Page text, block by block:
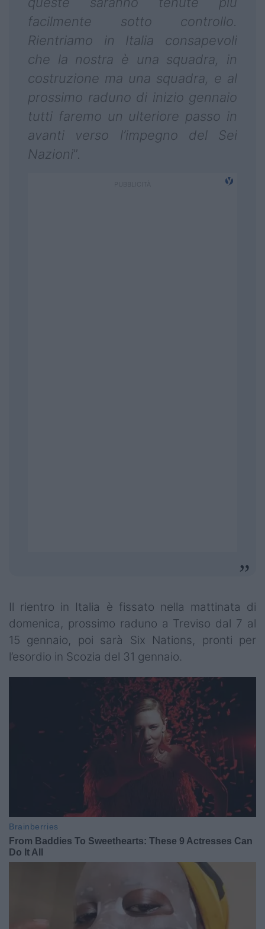
facilmente sotto controllo.
Rientriamo in Italia consapevoli
che la nostra è una squadra, in
costruzione ma una squadra, e al
prossimo raduno di inizio gennaio
tutti faremo un ulteriore passo in
avanti verso l’impegno del Sei
Nazioni”.
Il rientro in Italia è fissato nella mattinata di
domenica, prossimo raduno a Treviso dal 7 al
15 gennaio, poi sarà Six Nations, pronti per
l’esordio in Scozia del 31 gennaio.